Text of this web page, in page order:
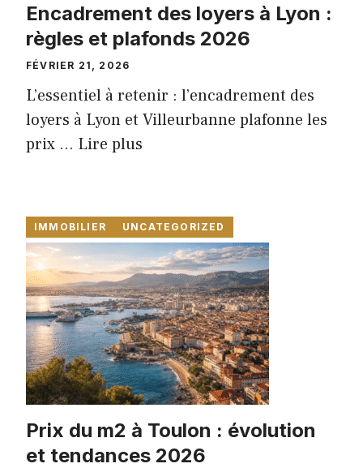
Encadrement des loyers à Lyon :
règles et plafonds 2026
FÉVRIER 21, 2026
L’essentiel à retenir : l’encadrement des
loyers à Lyon et Villeurbanne plafonne les
prix ... Lire plus
IMMOBILIER UNCATEGORIZED
Prix du m2 à Toulon : évolution
et tendances 2026